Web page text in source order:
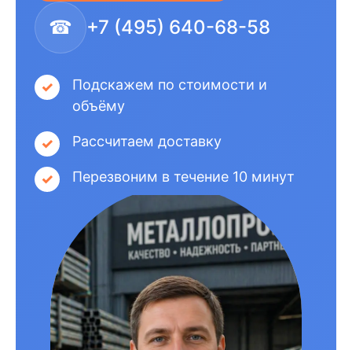
☎ +7 (495) 640-68-58
Подскажем по стоимости и
объёму
Рассчитаем доставку
Перезвоним в течение 10 минут